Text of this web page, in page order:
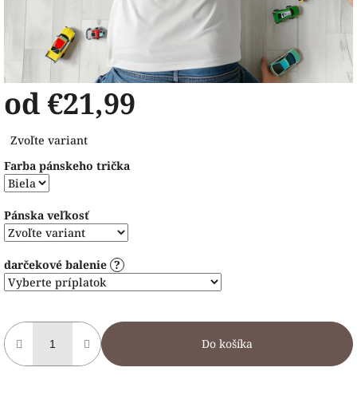
od €21,99
cena:
Zvoľte variant
Farba pánskeho trička
Pánska veľkosť
darčekové balenie ?
Do košíka